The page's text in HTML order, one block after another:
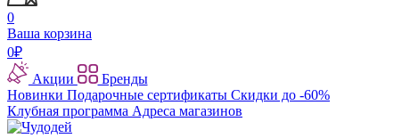
0
Ваша корзина
0₽
Акции
Бренды
Новинки Подарочные сертификаты Скидки до -60%
Клубная программа Адреса магазинов